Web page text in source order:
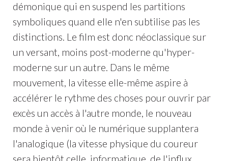
démonique qui en suspend les partitions
symboliques quand elle n'en subtilise pas les
distinctions. Le film est donc néoclassique sur
un versant, moins post-moderne qu'hyper-
moderne sur un autre. Dans le même
mouvement, la vitesse elle-même aspire à
accélérer le rythme des choses pour ouvrir par
excès un accès à l'autre monde, le nouveau
monde à venir où le numérique supplantera
l'analogique (la vitesse physique du coureur